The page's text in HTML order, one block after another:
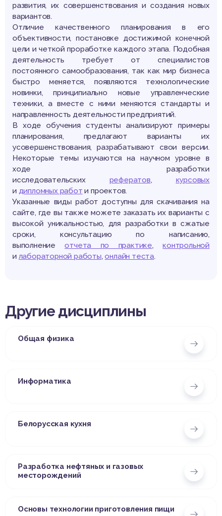
развития, их совершенствования и создания новых
вариантов.
Отличие качественного планирования в его
объективности, постановке достижимой конечной
цели и четкой проработке каждого этапа. Подобная
деятельность требует от специалистов
постоянного самообразования, так как мир бизнеса
быстро меняется, появляются технологические
новинки, принципиально новые управленческие
техники, а вместе с ними меняются стандарты и
направленность деятельности предприятий.
В ходе обучения студенты анализируют примеры
планирования, предлагают варианты их
усовершенствования, разрабатывают свои версии.
Некоторые темы изучаются на научном уровне в
ходе разработки
исследовательских рефератов, курсовых
и дипломных работ и проектов.
Указанные виды работ доступны для скачивания на
сайте, где вы также можете заказать их варианты с
высокой уникальностью, для разработки в сжатые
сроки, консультацию по написанию,
выполнениеотчета по практике,контрольной
и лабораторной работы,онлайн теста.
Другие дисциплины
Общая физика
Информатика
Белорусская кухня
Разработка нефтяных и газовых
месторождений
Основы технологии приготовления пищи